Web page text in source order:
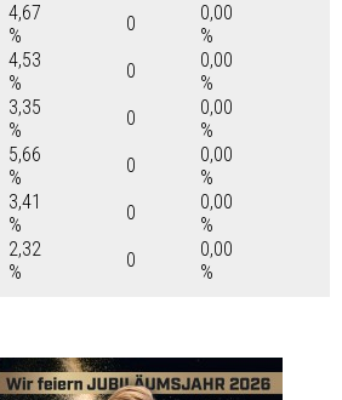
4,67
%
0
0,00
%
4,53
%
0
0,00
%
3,35
%
0
0,00
%
5,66
%
0
0,00
%
3,41
%
0
0,00
%
2,32
%
0
0,00
%